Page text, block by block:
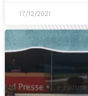
17/12/2021